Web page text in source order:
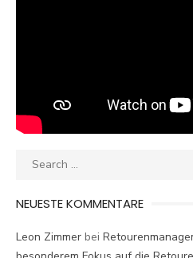
Search
NEUESTE KOMMENTARE
Leon Zimmer bei